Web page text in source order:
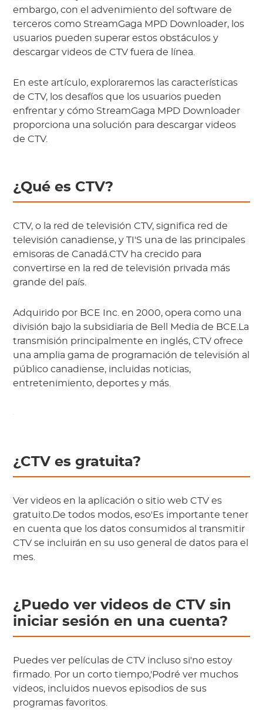
embargo, con el advenimiento del software de
terceros como StreamGaga MPD Downloader, los
usuarios pueden superar estos obstáculos y
descargar videos de CTV fuera de línea.
En este artículo, exploraremos las características
de CTV, los desafíos que los usuarios pueden
enfrentar y cómo StreamGaga MPD Downloader
proporciona una solución para descargar videos
de CTV.
¿Qué es CTV?
CTV, o la red de televisión CTV, significa red de
televisión canadiense, y TI'S una de las principales
emisoras de Canadá.CTV ha crecido para
convertirse en la red de televisión privada más
grande del país.
Adquirido por BCE Inc. en 2000, opera como una
división bajo la subsidiaria de Bell Media de BCE.La
transmisión principalmente en inglés, CTV ofrece
una amplia gama de programación de televisión al
público canadiense, incluidas noticias,
entretenimiento, deportes y más.
¿CTV es gratuita?
Ver videos en la aplicación o sitio web CTV es
gratuito.De todos modos, eso'Es importante tener
en cuenta que los datos consumidos al transmitir
CTV se incluirán en su uso general de datos para el
mes.
¿Puedo ver videos de CTV sin
iniciar sesión en una cuenta?
Puedes ver películas de CTV incluso si'no estoy
firmado. Por un corto tiempo,'Podré ver muchos
videos, incluidos nuevos episodios de sus
programas favoritos.